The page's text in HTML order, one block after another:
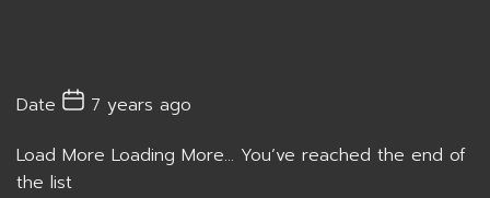
Date
7 years ago
Load More Loading More... You’ve reached the end of
the list